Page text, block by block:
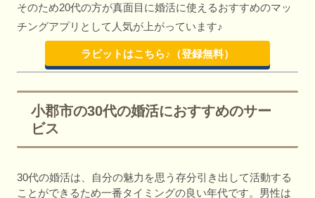
そのため20代の方が真面目に婚活に使えるおすすめのマッ
チングアプリとして人気が上がっています♪
ラビットはこちら♪（登録無料）
小郡市の30代の婚活におすすめのサー
ビス
30代の婚活は、自分の魅力を思う存分引き出して活動する
ことができるため一番タイミングの良い年代です。男性は